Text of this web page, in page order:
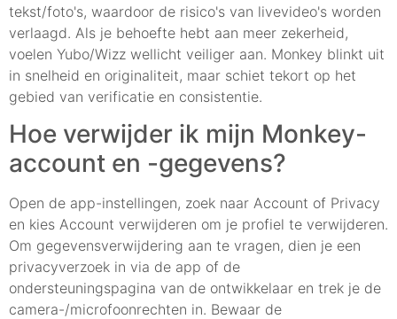
tekst/foto's, waardoor de risico's van livevideo's worden
verlaagd. Als je behoefte hebt aan meer zekerheid,
voelen Yubo/Wizz wellicht veiliger aan. Monkey blinkt uit
in snelheid en originaliteit, maar schiet tekort op het
gebied van verificatie en consistentie.
Hoe verwijder ik mijn Monkey-
account en -gegevens?
Open de app-instellingen, zoek naar Account of Privacy
en kies Account verwijderen om je profiel te verwijderen.
Om gegevensverwijdering aan te vragen, dien je een
privacyverzoek in via de app of de
ondersteuningspagina van de ontwikkelaar en trek je de
camera-/microfoonrechten in. Bewaar de